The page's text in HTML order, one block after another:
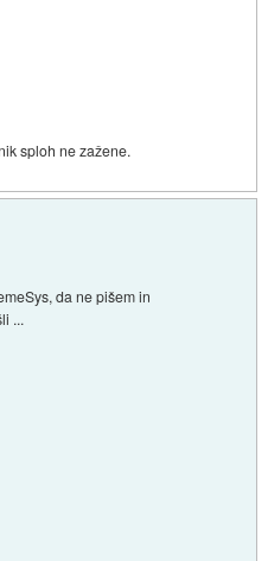
sploh ne zažene.
da ne pišem in
...